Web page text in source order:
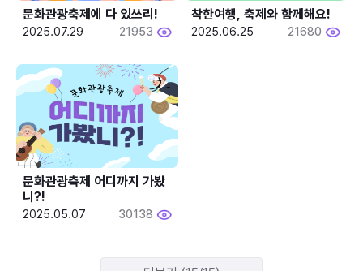
문화관광축제에 다 있쓰리!
2025.07.29 21953
착한여행, 축제와 함께해요!
2025.06.25 21680
문화관광축제 어디까지 가봤
니?!
2025.05.07 30138